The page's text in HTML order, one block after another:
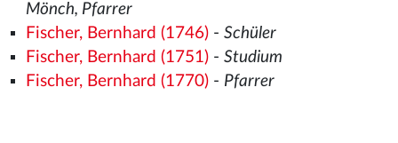
Mönch, Pfarrer
Fischer, Bernhard (1746)- Schüler
Fischer, Bernhard (1751)- Studium
Fischer, Bernhard (1770)- Pfarrer